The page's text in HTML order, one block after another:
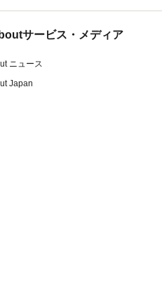
サービス・メディア
ニュース
Japan